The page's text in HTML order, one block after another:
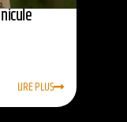
LIRE PLUS